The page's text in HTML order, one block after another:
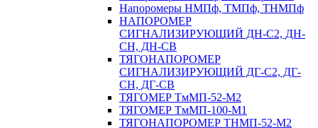
Напоромеры НМПф, ТМПф, ТНМПф
НАПОРОМЕР
СИГНАЛИЗИРУЮЩИЙ ДН-С2, ДН-
СН, ДН-СВ
ТЯГОНАПОРОМЕР
СИГНАЛИЗИРУЮЩИЙ ДГ-С2, ДГ-
СН, ДГ-СВ
ТЯГОМЕР ТмМП-52-М2
ТЯГОМЕР ТмМП-100-М1
ТЯГОНАПОРОМЕР ТНМП-52-М2